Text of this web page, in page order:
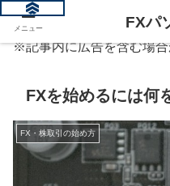
※記事内に広告を含む場
FXを始めるには何
FX・株取引の始め方
メニュー FXパ